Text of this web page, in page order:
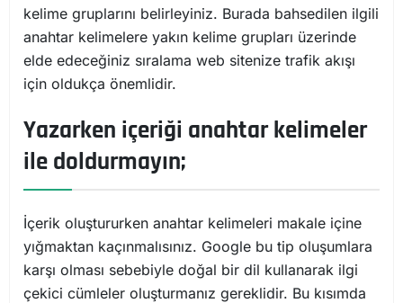
kelime gruplarını belirleyiniz. Burada bahsedilen ilgili
anahtar kelimelere yakın kelime grupları üzerinde
elde edeceğiniz sıralama web sitenize trafik akışı
için oldukça önemlidir.
Yazarken içeriği anahtar kelimeler
ile doldurmayın;
İçerik oluştururken anahtar kelimeleri makale içine
yığmaktan kaçınmalısınız. Google bu tip oluşumlara
karşı olması sebebiyle doğal bir dil kullanarak ilgi
çekici cümleler oluşturmanız gereklidir. Bu kısımda